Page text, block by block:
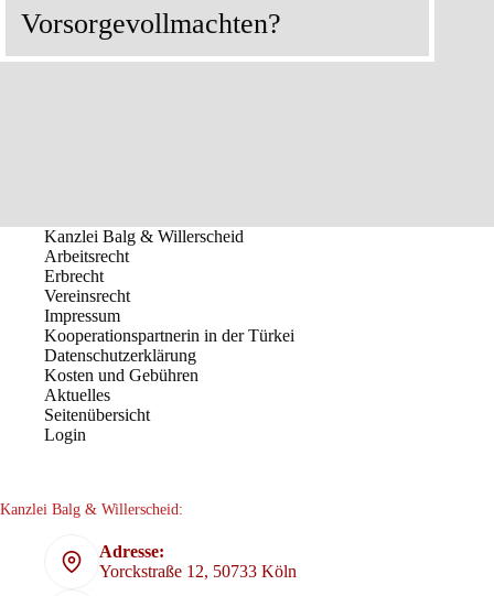
Vorsorgevollmachten?
Kanzlei Balg & Willerscheid
Arbeitsrecht
Erbrecht
Vereinsrecht
Impressum
Kooperationspartnerin in der Türkei
Datenschutzerklärung
Kosten und Gebühren
Aktuelles
Seitenübersicht
Login
Kanzlei Balg & Willerscheid:
Adresse:
Yorckstraße 12, 50733 Köln